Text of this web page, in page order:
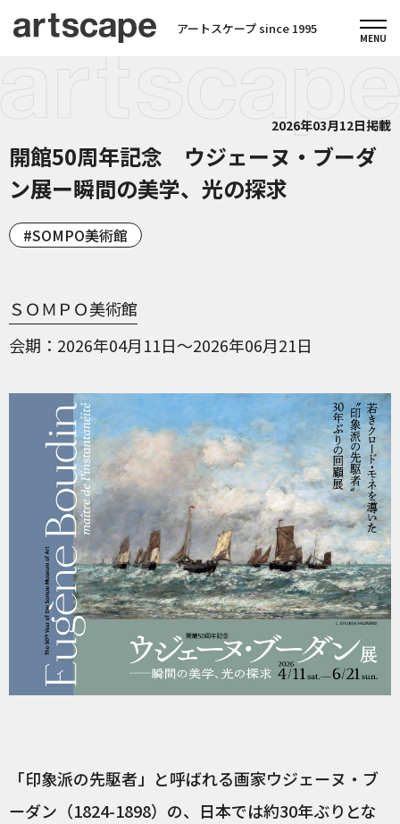
アートスケープ since 1995
2026年03月12日掲載
開館50周年記念 ウジェーヌ・ブーダ
ン展ー瞬間の美学、光の探求
SOMPO美術館
ＳＯＭＰＯ美術館
会期
2026年04月11日～2026年06月21日
「印象派の先駆者」と呼ばれる画家ウジェーヌ・ブ
ーダン（1824-1898）の、日本では約30年ぶりとな